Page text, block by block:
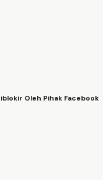
Oleh Pihak Facebook